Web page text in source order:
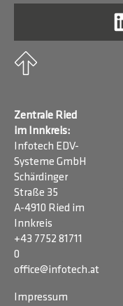
Zentrale Ried
im Innkreis:
Infotech EDV-
Systeme GmbH
Schärdinger
Straße 35
A-4910 Ried im
Innkreis
+43 7752 81711
0
office@infotech.at
Impressum